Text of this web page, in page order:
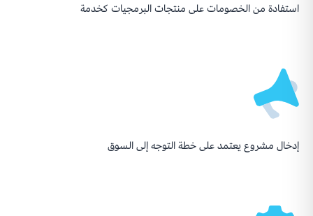
استفادة من الخصومات على منتجات البرمجيات كخدمة
إدخال مشروع يعتمد على خطة التوجه إلى السوق